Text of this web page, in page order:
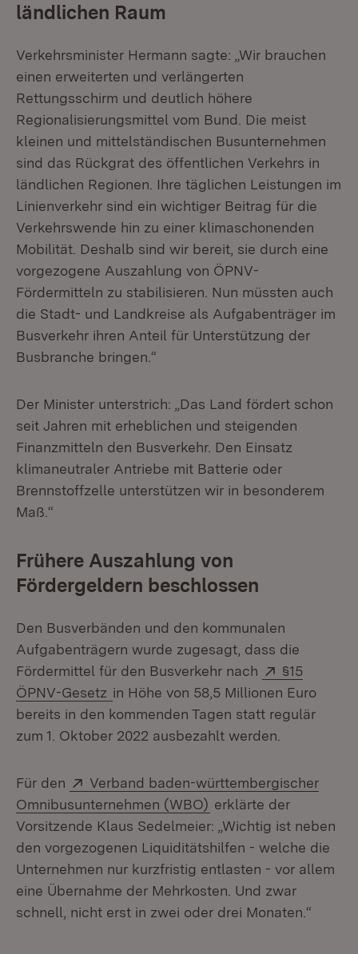
ländlichen Raum
Verkehrsminister Hermann sagte: „Wir brauchen
einen erweiterten und verlängerten
Rettungsschirm und deutlich höhere
Regionalisierungsmittel vom Bund. Die meist
kleinen und mittelständischen Busunternehmen
sind das Rückgrat des öffentlichen Verkehrs in
ländlichen Regionen. Ihre täglichen Leistungen im
Linienverkehr sind ein wichtiger Beitrag für die
Verkehrswende hin zu einer klimaschonenden
Mobilität. Deshalb sind wir bereit, sie durch eine
vorgezogene Auszahlung von ÖPNV-
Fördermitteln zu stabilisieren. Nun müssten auch
die Stadt- und Landkreise als Aufgabenträger im
Busverkehr ihren Anteil für Unterstützung der
Busbranche bringen.“
Der Minister unterstrich: „Das Land fördert schon
seit Jahren mit erheblichen und steigenden
Finanzmitteln den Busverkehr. Den Einsatz
klimaneutraler Antriebe mit Batterie oder
Brennstoffzelle unterstützen wir in besonderem
Maß.“
Frühere Auszahlung von
Fördergeldern beschlossen
Den Busverbänden und den kommunalen
Aufgabenträgern wurde zugesagt, dass die
Fördermittel für den Busverkehr nach
Extern:
§15
ÖPNV-Gesetz (Öffnet in neuem Fenster)
in Höhe von 58,5 Millionen Euro
bereits in den kommenden Tagen statt regulär
zum 1. Oktober 2022 ausbezahlt werden.
Für den Extern:
Verband baden-württembergischer
Omnibusunternehmen (WBO) (Öffnet in neuem
erklärte der
Vorsitzende Klaus Sedelmeier: „Wichtig ist neben
den vorgezogenen Liquiditätshilfen - welche die
Unternehmen nur kurzfristig entlasten - vor allem
eine Übernahme der Mehrkosten. Und zwar
schnell, nicht erst in zwei oder drei Monaten.“